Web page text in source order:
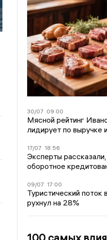
30/07 09:00
Мясной рейтинг
лидирует по выручке
17/07 18:56
Эксперты
оборотное
09/07 17:00
Туристический поток
рухнул на 28%